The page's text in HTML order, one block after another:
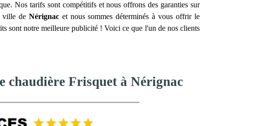
Nos tarifs sont compétitifs et nous offrons des garanties sur
ville de Nérignacet nous sommes déterminés à vous offrir le
sont notre meilleure publicité ! Voici ce que l'un de nos clients
chaudière Frisquet à Nérignac